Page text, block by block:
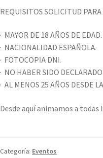
REQUISITOS SOLICITUD
· MAYOR DE 18 AÑOS DE EDAD.
· NACIONALIDAD ESPAÑOLA.
· FOTOCOPIA DNI.
· NO HABER SIDO
· AL MENOS 25 AÑOS DESDE
Desde aquí animamos a
Categoría: Eventos